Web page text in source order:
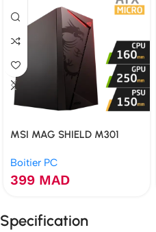
MSI MAG SHIELD M301
Boitier PC
399 MAD
Specification